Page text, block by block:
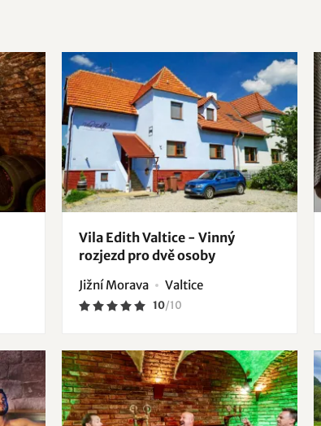
Vila Edith Valtice - Vinný
rozjezd pro dvě osoby
Jižní Morava Valtice
10/10